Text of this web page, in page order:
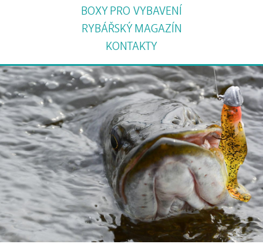
BOXY PRO VYBAVENÍ
RYBÁŘSKÝ MAGAZÍN
KONTAKTY